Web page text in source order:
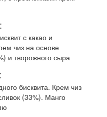
с какао и
чиз на основе
и творожного сыра
бисквита. Крем чиз
(33%). Манго